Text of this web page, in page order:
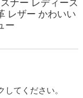
レザー かわいい
ー
てください。